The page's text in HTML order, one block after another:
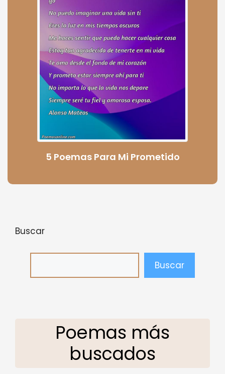
5 Poemas Para Mi Prometido
Buscar
Buscar
Poemas más
buscados